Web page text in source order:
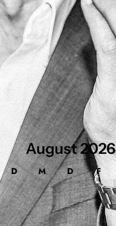
August2026
D M D F